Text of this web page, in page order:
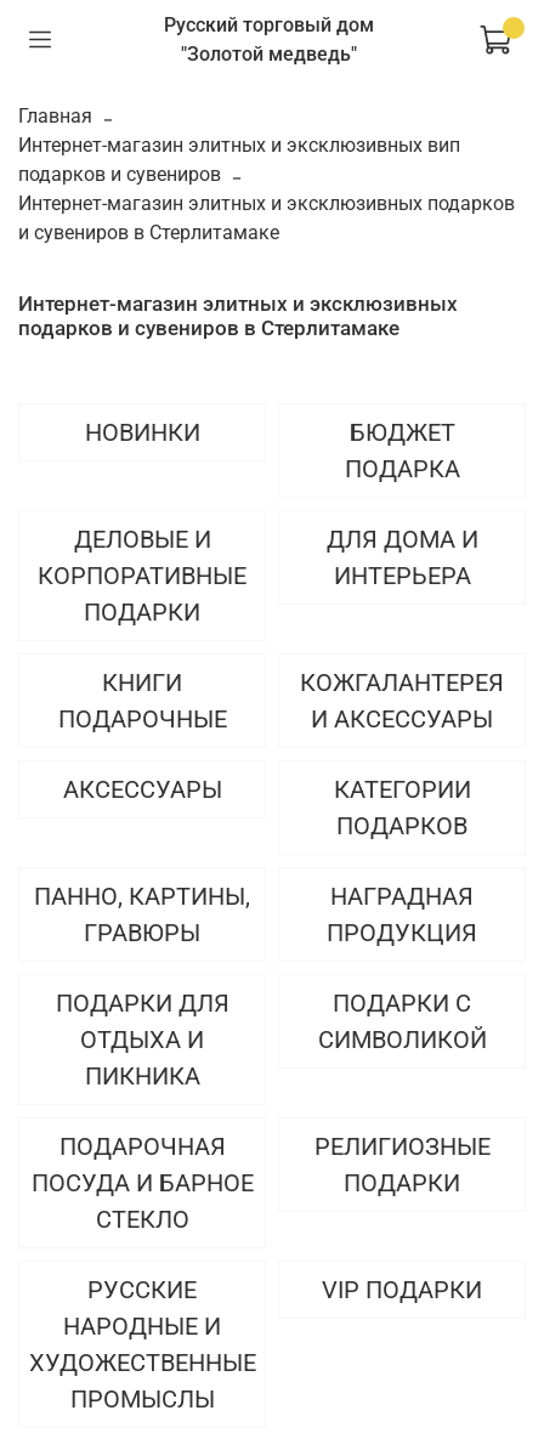
Русский торговый дом
"Золотой медведь"
Главная
Интернет-магазин элитных и эксклюзивных вип
подарков и сувениров
Интернет-магазин элитных и эксклюзивных подарков
и сувениров в Стерлитамаке
Интернет-магазин элитных и эксклюзивных
подарков и сувениров в Стерлитамаке
НОВИНКИ
БЮДЖЕТ
ПОДАРКА
ДЕЛОВЫЕ И
КОРПОРАТИВНЫЕ
ПОДАРКИ
ДЛЯ ДОМА И
ИНТЕРЬЕРА
КНИГИ
ПОДАРОЧНЫЕ
КОЖГАЛАНТЕРЕЯ
И АКСЕССУАРЫ
АКСЕССУАРЫ
КАТЕГОРИИ
ПОДАРКОВ
ПАННО, КАРТИНЫ,
ГРАВЮРЫ
НАГРАДНАЯ
ПРОДУКЦИЯ
ПОДАРКИ ДЛЯ
ОТДЫХА И
ПИКНИКА
ПОДАРКИ С
СИМВОЛИКОЙ
ПОДАРОЧНАЯ
ПОСУДА И БАРНОЕ
СТЕКЛО
РЕЛИГИОЗНЫЕ
ПОДАРКИ
РУССКИЕ
НАРОДНЫЕ И
ХУДОЖЕСТВЕННЫЕ
ПРОМЫСЛЫ
VIP ПОДАРКИ